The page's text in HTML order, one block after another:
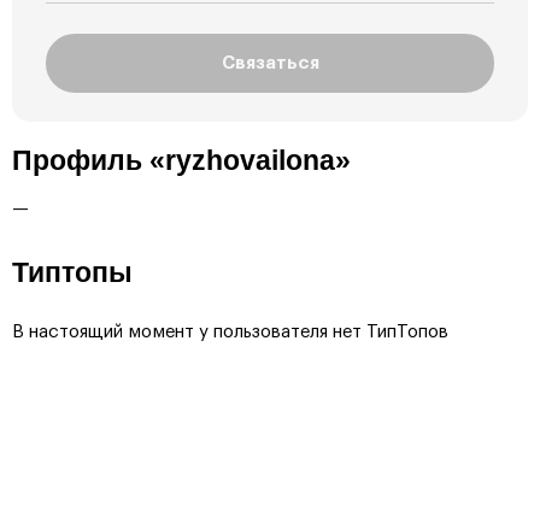
Связаться
Профиль «ryzhovailona»
—
Типтопы
В настоящий момент у пользователя нет ТипТопов